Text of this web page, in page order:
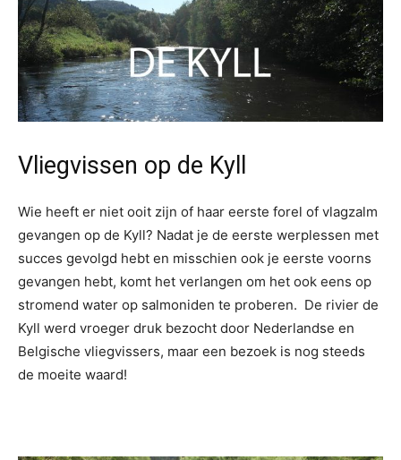
Vliegvissen op de Kyll
Wie heeft er niet ooit zijn of haar eerste forel of vlagzalm
gevangen op de Kyll? Nadat je de eerste werplessen met
succes gevolgd hebt en misschien ook je eerste voorns
gevangen hebt, komt het verlangen om het ook eens op
stromend water op salmoniden te proberen. De rivier de
Kyll werd vroeger druk bezocht door Nederlandse en
Belgische vliegvissers, maar een bezoek is nog steeds
de moeite waard!